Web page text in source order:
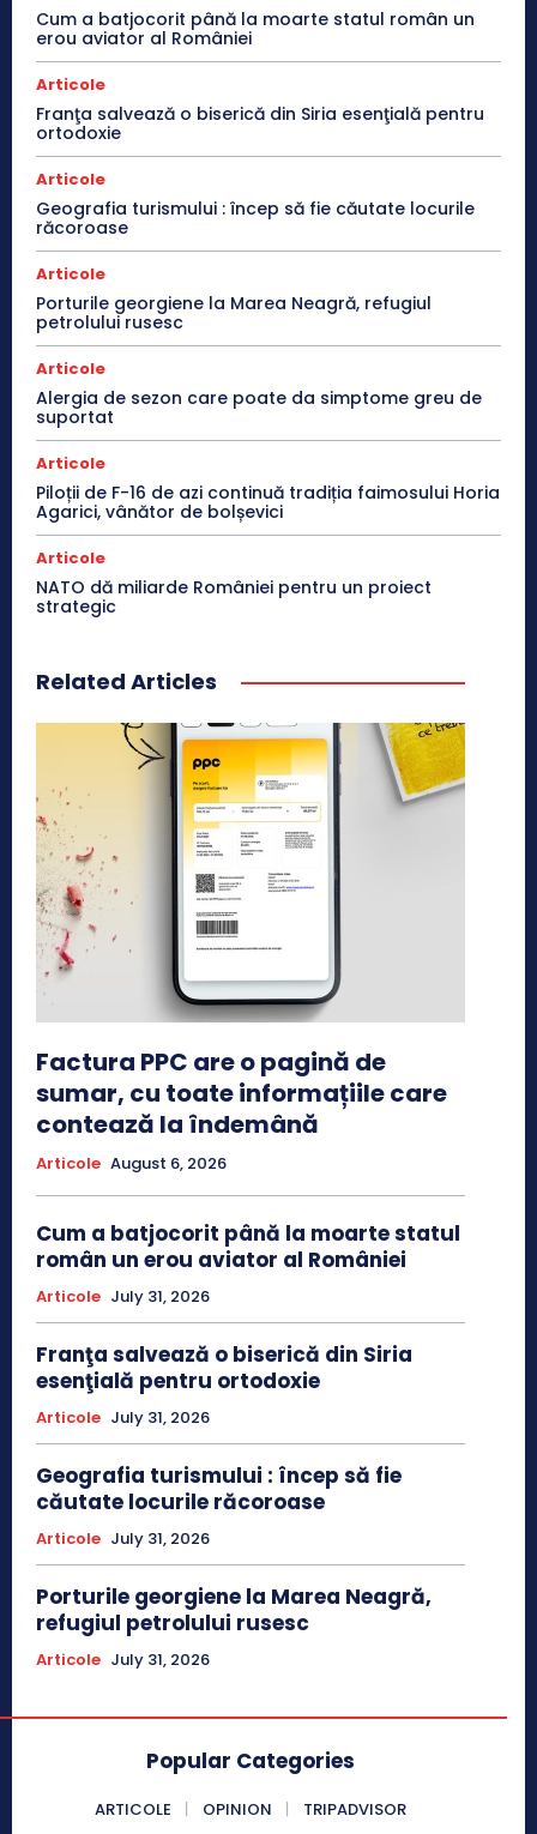
Cum a batjocorit până la moarte statul român un
erou aviator al României
Articole
Franţa salvează o biserică din Siria esenţială pentru
ortodoxie
Articole
Geografia turismului : încep să fie căutate locurile
răcoroase
Articole
Porturile georgiene la Marea Neagră, refugiul
petrolului rusesc
Articole
Alergia de sezon care poate da simptome greu de
suportat
Articole
Piloții de F-16 de azi continuă tradiția faimosului Horia
Agarici, vânător de bolșevici
Articole
NATO dă miliarde României pentru un proiect
strategic
Related Articles
Factura PPC are o pagină de
sumar, cu toate informațiile care
contează la îndemână
Articole August 6, 2026
Cum a batjocorit până la moarte statul
român un erou aviator al României
Articole July 31, 2026
Franţa salvează o biserică din Siria
esenţială pentru ortodoxie
Articole July 31, 2026
Geografia turismului : încep să fie
căutate locurile răcoroase
Articole July 31, 2026
Porturile georgiene la Marea Neagră,
refugiul petrolului rusesc
Articole July 31, 2026
Popular Categories
ARTICOLE OPINION TRIPADVISOR